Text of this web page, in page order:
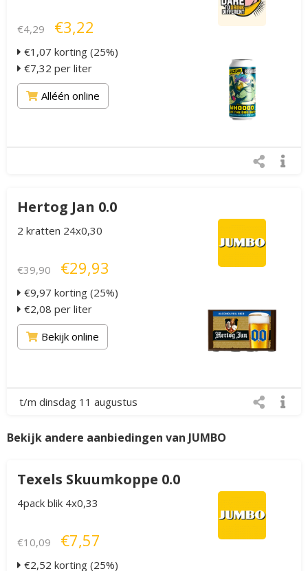
€4,29 €3,22
€1,07 korting (25%)
€7,32 per liter
Alléén online
Hertog Jan 0.0
2 kratten 24x0,30
€39,90 €29,93
€9,97 korting (25%)
€2,08 per liter
Bekijk online
t/m dinsdag 11 augustus
Bekijk andere aanbiedingen van JUMBO
Texels Skuumkoppe 0.0
4pack blik 4x0,33
€10,09 €7,57
€2,52 korting (25%)